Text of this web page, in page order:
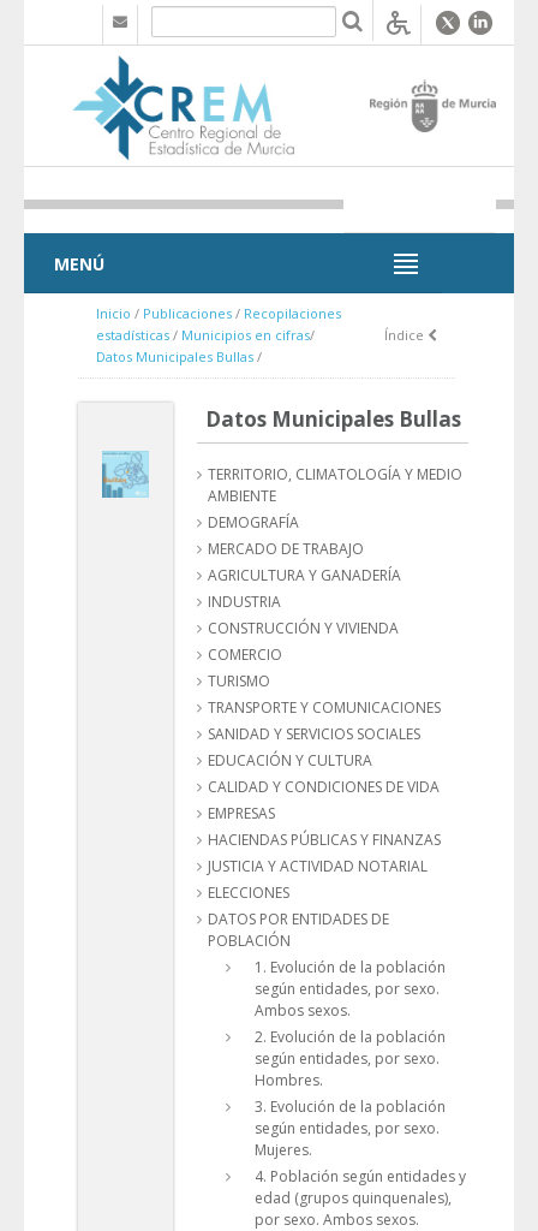
Saltar al contenido
MENÚ
Inicio / Publicaciones / Recopilaciones
estadísticas / Municipios en cifras/
Datos Municipales Bullas /
Índice
Datos Municipales Bullas
TERRITORIO, CLIMATOLOGÍA Y MEDIO
AMBIENTE
DEMOGRAFÍA
MERCADO DE TRABAJO
AGRICULTURA Y GANADERÍA
INDUSTRIA
CONSTRUCCIÓN Y VIVIENDA
COMERCIO
TURISMO
TRANSPORTE Y COMUNICACIONES
SANIDAD Y SERVICIOS SOCIALES
EDUCACIÓN Y CULTURA
CALIDAD Y CONDICIONES DE VIDA
EMPRESAS
HACIENDAS PÚBLICAS Y FINANZAS
JUSTICIA Y ACTIVIDAD NOTARIAL
ELECCIONES
DATOS POR ENTIDADES DE
POBLACIÓN
1. Evolución de la población
según entidades, por sexo.
Ambos sexos.
2. Evolución de la población
según entidades, por sexo.
Hombres.
3. Evolución de la población
según entidades, por sexo.
Mujeres.
4. Población según entidades y
edad (grupos quinquenales),
por sexo. Ambos sexos.